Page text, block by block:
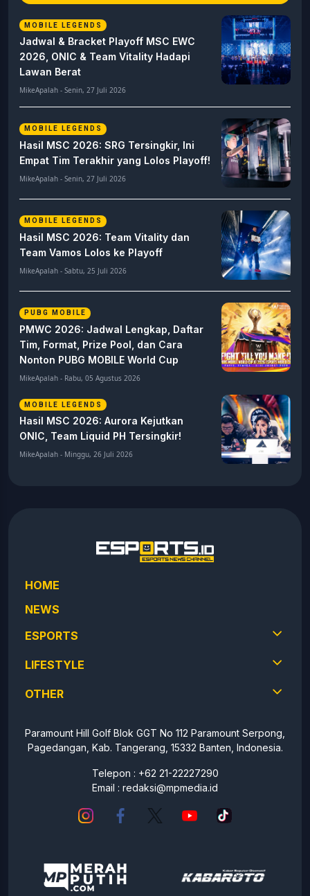
MOBILE LEGENDS
Jadwal & Bracket Playoff MSC EWC
2026, ONIC & Team Vitality Hadapi
Lawan Berat
MikeApalah - Senin, 27 Juli 2026
MOBILE LEGENDS
Hasil MSC 2026: SRG Tersingkir, Ini
Empat Tim Terakhir yang Lolos Playoff!
MikeApalah - Senin, 27 Juli 2026
MOBILE LEGENDS
Hasil MSC 2026: Team Vitality dan
Team Vamos Lolos ke Playoff
MikeApalah - Sabtu, 25 Juli 2026
PUBG MOBILE
PMWC 2026: Jadwal Lengkap, Daftar
Tim, Format, Prize Pool, dan Cara
Nonton PUBG MOBILE World Cup
MikeApalah - Rabu, 05 Agustus 2026
MOBILE LEGENDS
Hasil MSC 2026: Aurora Kejutkan
ONIC, Team Liquid PH Tersingkir!
MikeApalah - Minggu, 26 Juli 2026
HOME
NEWS
ESPORTS
LIFESTYLE
OTHER
Paramount Hill Golf Blok GGT No 112 Paramount Serpong,
Pagedangan, Kab. Tangerang, 15332 Banten, Indonesia.
Telepon : +62 21-22227290
Email : redaksi@mpmedia.id